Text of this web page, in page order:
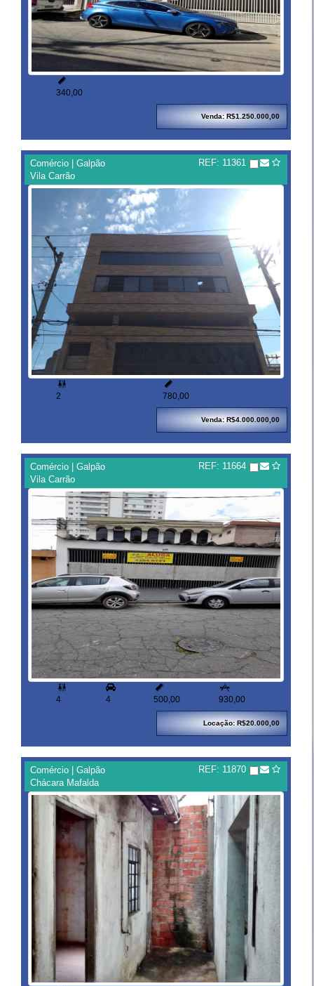

340,00
Venda: R$1.250.000,00
Comércio | Galpão
Vila Carrão
REF: 11361

2

780,00
Venda: R$4.000.000,00
Comércio | Galpão
Vila Carrão
REF: 11664

4 4

500,00

930,00
Locação: R$20.000,00
Comércio | Galpão
Chácara Mafalda
REF: 11870